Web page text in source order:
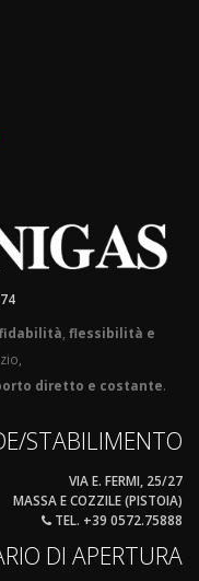
, flessibilità e
diretto e costante.
STABILIMENTO
VIA E. FERMI, 25/27
MASSA E COZZILE (PISTOIA)
TEL. +39 0572.75888
DI APERTURA